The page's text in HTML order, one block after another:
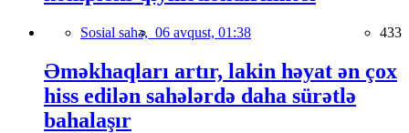
Sosial sahə, 06 avqust, 01:38 433
Əməkhaqları artır, lakin həyat ən çox
hiss edilən sahələrdə daha sürətlə
bahalaşır